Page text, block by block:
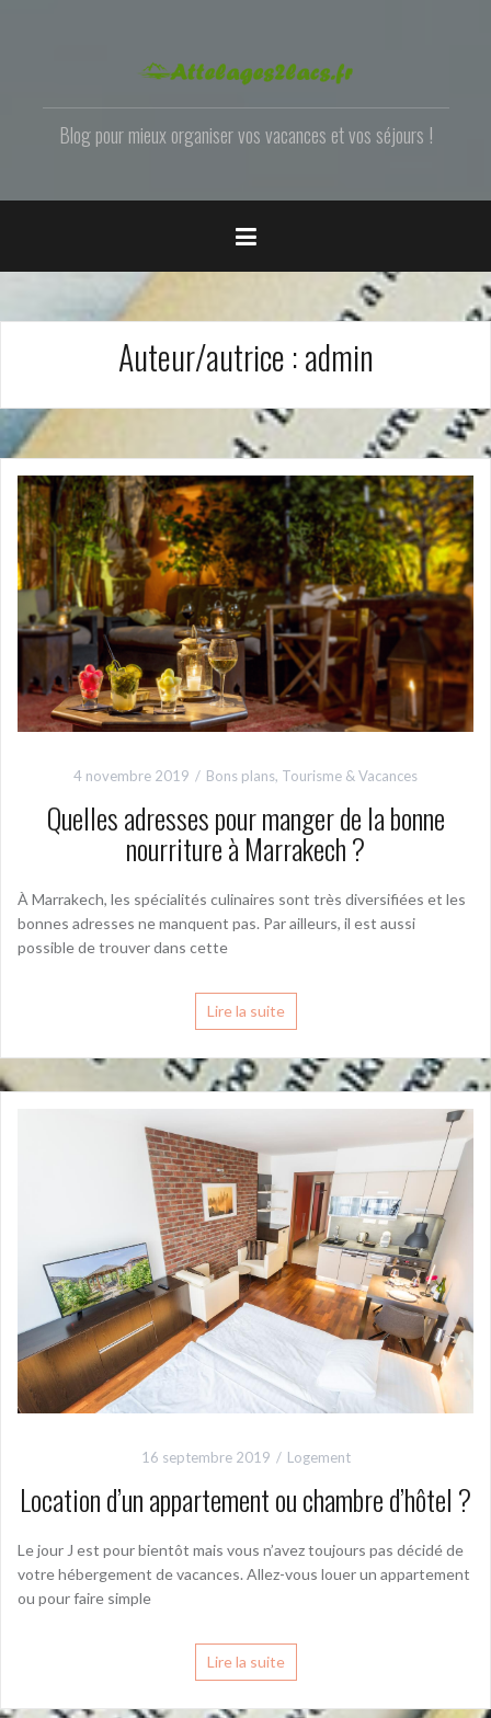
Blog pour mieux organiser vos vacances et vos séjours !
Auteur/autrice :admin
4 novembre 2019 Bons plans, Tourisme & Vacances
Quelles adresses pour manger de la bonne
nourriture à Marrakech ?
À Marrakech, les spécialités culinaires sont très diversifiées et les
bonnes adresses ne manquent pas. Par ailleurs, il est aussi
possible de trouver dans cette
Lire la suite
16 septembre 2019 Logement
Location d’un appartement ou chambre d’hôtel ?
Le jour J est pour bientôt mais vous n’avez toujours pas décidé de
votre hébergement de vacances. Allez-vous louer un appartement
ou pour faire simple
Lire la suite